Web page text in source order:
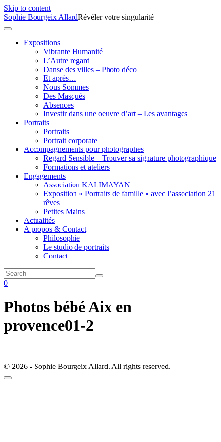
Skip to content
Sophie Bourgeix AllardRévéler votre singularité
Expositions
Vibrante Humanité
L’Autre regard
Danse des villes – Photo déco
Et après…
Nous Sommes
Des Masqués
Absences
Investir dans une oeuvre d’art – Les avantages
Portraits
Portraits
Portrait corporate
Accompagnements pour photographes
Regard Sensible – Trouver sa signature photographique
Formations et ateliers
Engagements
Association KALIMAYAN
Exposition « Portraits de famille » avec l’association 21
rêves
Petites Mains
Actualités
A propos & Contact
Philosophie
Le studio de portraits
Contact
0
Photos bébé Aix en
provence01-2
© 2026 - Sophie Bourgeix Allard. All rights reserved.